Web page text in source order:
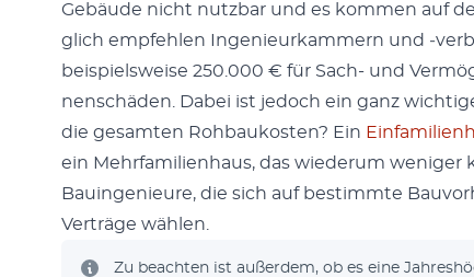
Gebäude nicht nutzbar und es kom­men auf
glich empfehlen Inge­nieurkam­mern und
beispiel­sweise 250.000 € für Sach- und
n­en­schä­den. Dabei ist jedoch ein ganz
die gesamten Rohbaukosten? Ein
ein Mehrfam­i­lien­haus, das wiederum weniger
Bauin­ge­nieure, die sich auf bes­timmte
Verträge wählen.
Zu beacht­en ist außer­dem, ob es eine